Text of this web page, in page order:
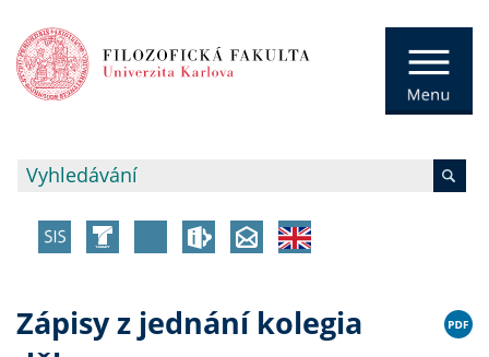
Zápisy z jednání kolegia